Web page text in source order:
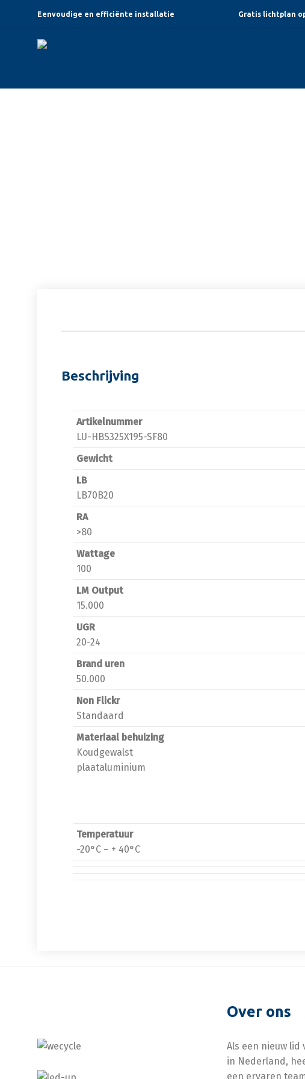
Eenvoudige en efficiënte installatie Gratis lichtplan
Beschrijving
Artikelnummer
LU-HBS325X195-SF80
Gewicht
LB
LB70B20
RA
>80
Wattage
100
LM Output
15.000
UGR
20-24
Brand uren
50.000
Non Flickr
Standaard
Materiaal behuizing
Koudgewalst
plaataluminium
Temperatuur
-20°C – + 40°C
Over ons
Als een nieuw lid
in Nederland,
een ervaren